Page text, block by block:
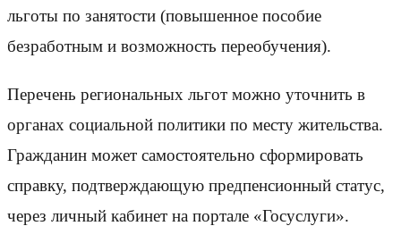
льготы по занятости (повышенное пособие
безработным и возможность переобучения).
Перечень региональных льгот можно уточнить в
органах социальной политики по месту жительства.
Гражданин может самостоятельно сформировать
справку, подтверждающую предпенсионный статус,
через личный кабинет на портале «Госуслуги».